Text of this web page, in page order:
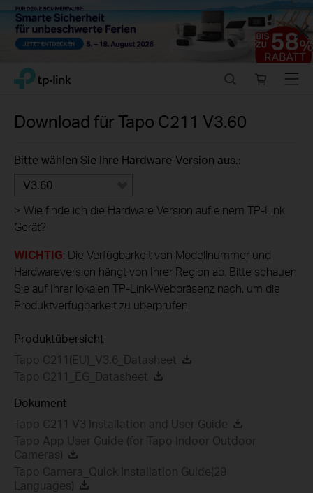
Close
Click
navigation
TP-Link, Reliably Smart
store
Menu
Download fürTapo C211 V3.60
Bitte wählen Sie Ihre Hardware-Version aus.:
V3.60
> Wie finde ich die Hardware Version auf einem TP-Link
Gerät?
WICHTIG: Die Verfügbarkeit von Modellnummer und
Hardwareversion hängt von Ihrer Region ab. Bitte schauen
Sie auf Ihrer lokalen TP-Link-Webpräsenz nach, um die
Produktverfügbarkeit zu überprüfen.
Produktübersicht
Tapo C211(EU)_V3.6_Datasheet
Tapo C211_EG_Datasheet
Dokument
Tapo C211 V3 Installation and User Guide
Tapo App User Guide (for Tapo Indoor Outdoor
Cameras)
Tapo Camera_Quick Installation Guide(29
Languages)